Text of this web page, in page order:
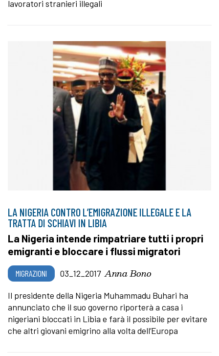
lavoratori stranieri illegali
LA NIGERIA CONTRO L’EMIGRAZIONE ILLEGALE E LA
TRATTA DI SCHIAVI IN LIBIA
La Nigeria intende rimpatriare tutti i propri
emigranti e bloccare i flussi migratori
MIGRAZIONI 03_12_2017 Anna Bono
Il presidente della Nigeria Muhammadu Buhari ha
annunciato che il suo governo riporterà a casa i
nigeriani bloccati in Libia e farà il possibile per evitare
che altri giovani emigrino alla volta dell’Europa